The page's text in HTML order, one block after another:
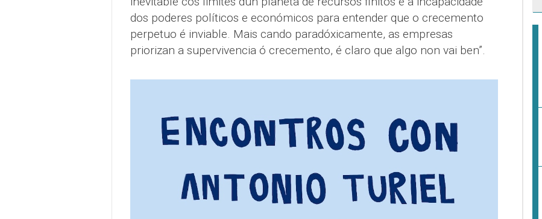
dos poderes políticos e económicos para entender que o crecemento
perpetuo é inviable. Mais cando paradóxicamente, as empresas
priorizan a supervivencia ó crecemento, é claro que algo non vai ben”.